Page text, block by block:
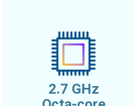
2.7 GHz